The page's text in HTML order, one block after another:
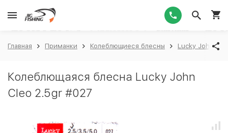
Главная Приманки Колеблющиеся блесны Lucky John
Колеблющаяся блесна Lucky John
Cleo 2.5gr #027